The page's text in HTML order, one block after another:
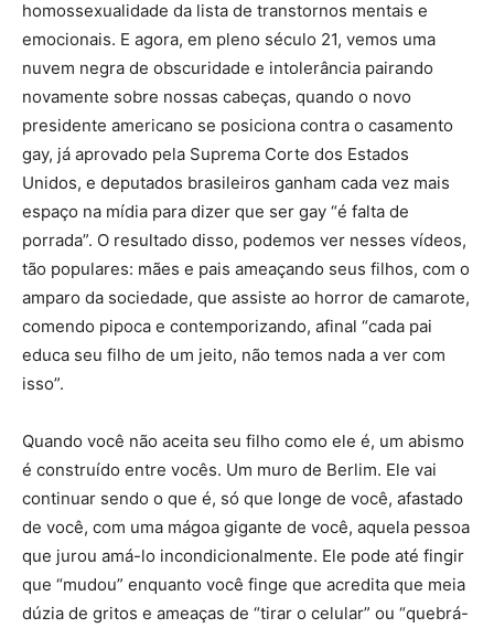
homossexualidade da lista de transtornos mentais e
emocionais. E agora, em pleno século 21, vemos uma
nuvem negra de obscuridade e intolerância pairando
novamente sobre nossas cabeças, quando o novo
presidente americano se posiciona contra o casamento
gay, já aprovado pela Suprema Corte dos Estados
Unidos, e deputados brasileiros ganham cada vez mais
espaço na mídia para dizer que ser gay “é falta de
porrada”. O resultado disso, podemos ver nesses vídeos,
tão populares: mães e pais ameaçando seus filhos, com o
amparo da sociedade, que assiste ao horror de camarote,
comendo pipoca e contemporizando, afinal “cada pai
educa seu filho de um jeito, não temos nada a ver com
isso”.
Quando você não aceita seu filho como ele é, um abismo
é construído entre vocês. Um muro de Berlim. Ele vai
continuar sendo o que é, só que longe de você, afastado
de você, com uma mágoa gigante de você, aquela pessoa
que jurou amá-lo incondicionalmente. Ele pode até fingir
que “mudou” enquanto você finge que acredita que meia
dúzia de gritos e ameaças de “tirar o celular” ou “quebrá-